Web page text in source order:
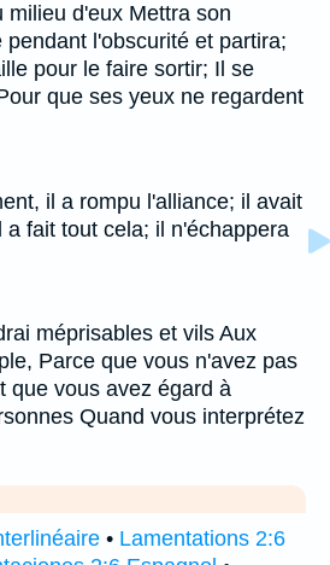
milieu d'eux Mettra son
pendant l'obscurité et partira;
pour le faire sortir; Il se
que ses yeux ne regardent
il a rompu l'alliance; il avait
fait tout cela; il n'échappera
méprisables et vils Aux
Parce que vous n'avez pas
que vous avez égard à
Quand vous interprétez
• Lamentations 2:6